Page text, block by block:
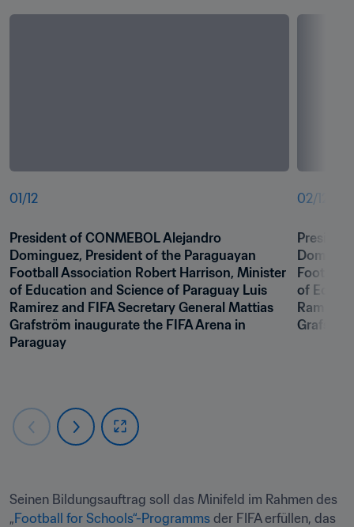
01 /12
President of CONMEBOL Alejandro
Dominguez, President of the Paraguayan
Football Association Robert Harrison, Minister
of Education and Science of Paraguay Luis
Ramirez and FIFA Secretary General Mattias
Grafström inaugurate the FIFA Arena in
Paraguay
02/12
Football
of
Ramirez
Seinen Bildungsauftrag soll das Minifeld im Rahmen des
„Football for Schools“-Programms der FIFA erfüllen, das